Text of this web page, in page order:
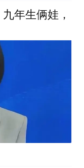
年生俩娃，